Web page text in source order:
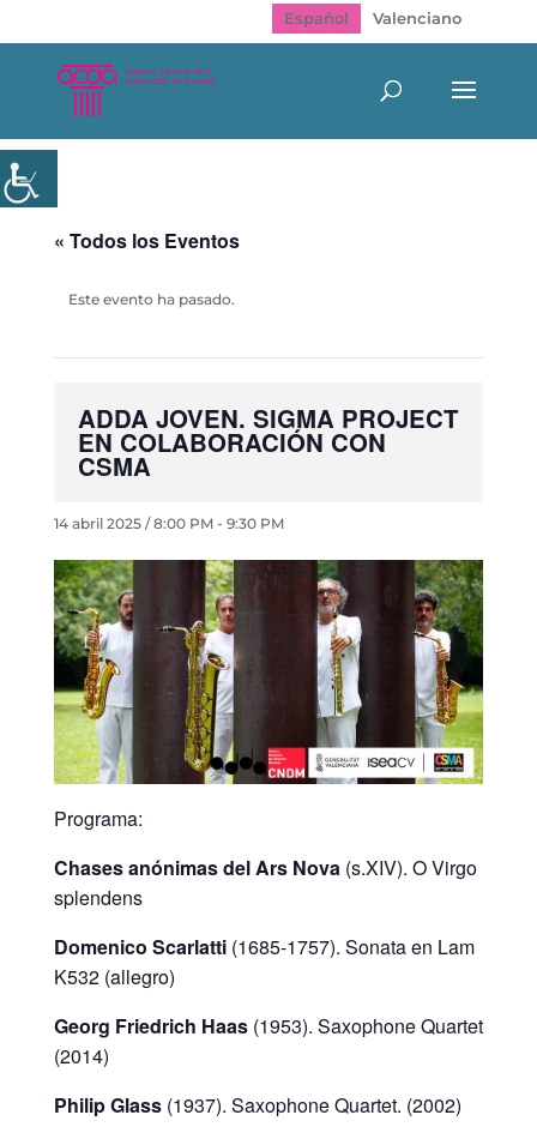
Español Valenciano
« Todos los Eventos
Este evento ha pasado.
ADDA JOVEN. SIGMA PROJECT
EN COLABORACIÓN CON
CSMA
14 abril 2025 / 8:00 PM- 9:30 PM
Programa:
Chases anónimas del Ars Nova(s.XIV). O Virgo
splendens
Domenico Scarlatti(1685-1757). Sonata en Lam
K532 (allegro)
Georg Friedrich Haas(1953). Saxophone Quartet
(2014)
Philip Glass(1937). Saxophone Quartet. (2002)